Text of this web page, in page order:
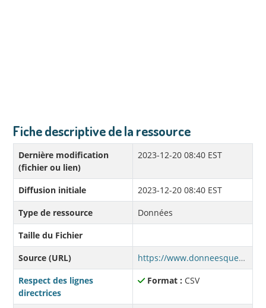
Fiche descriptive de la ressource
Dernière modification
(fichier ou lien)
2023-12-20 08:40 EST
Diffusion initiale
2023-12-20 08:40 EST
Type de ressource
Données
Taille du Fichier
Source (URL)
https://www.donneesquebec.ca/recherche/dataset/1bb9277c-2a31-42ee-8625-2b68d4283026/resource/68d131d2-ba4c-45f6-a891-09fe279b4c13/download/afdr-adultes-202304.csv
Respect des lignes
directrices
Format : CSV